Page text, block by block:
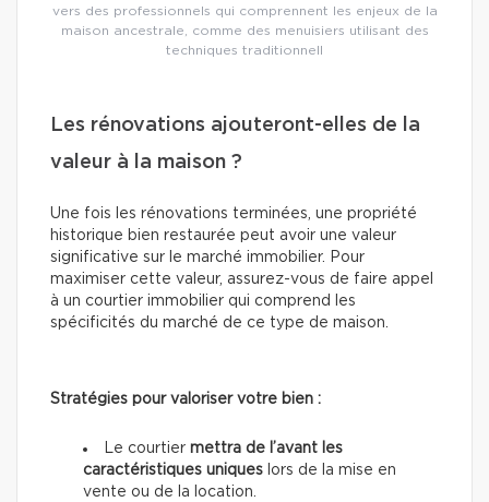
vers des professionnels qui comprennent les enjeux de la
maison ancestrale, comme des menuisiers utilisant des
techniques traditionnell
Les rénovations ajouteront-elles de la
valeur à la maison ?
Une fois les rénovations terminées, une propriété
historique bien restaurée peut avoir une valeur
significative sur le marché immobilier. Pour
maximiser cette valeur, assurez-vous de faire appel
à un courtier immobilier qui comprend les
spécificités du marché de ce type de maison.
Stratégies pour valoriser votre bien :
Le courtier mettra de l’avant les
caractéristiques uniques lors de la mise en
vente ou de la location.